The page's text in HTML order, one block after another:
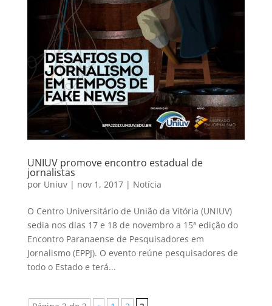
UNIUV promove encontro estadual de
jornalistas
por Uniuv| nov 1, 2017| Notícia
O Centro Universitário de União da Vitória (UNIUV)
sedia nos dias 17 e 18 de novembro a 15ª edição do
Encontro Paranaense de Pesquisadores em
Jornalismo (EPPJ). O evento reúne pesquisadores de
todo o Estado e terá...